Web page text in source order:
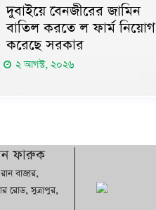
দুবাইয়ে বেনজীরের জামিন
বাতিল করতে ল ফার্ম নিয়োগ
করেছে সরকার
২ আগস্ট, ২০২৬
ফারুক
বাজার,
রোড, সুত্রাপুর,